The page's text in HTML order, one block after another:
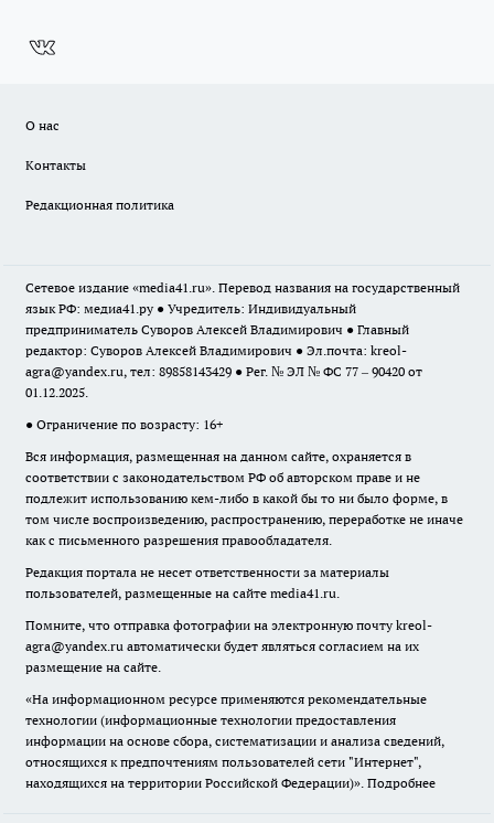
О нас
Контакты
Редакционная политика
Сетевое издание «media41.ru». Перевод названия на государственный
язык РФ: медиа41.ру ● Учредитель: Индивидуальный
предприниматель Суворов Алексей Владимирович ● Главный
редактор: Суворов Алексей Владимирович ● Эл.почта: kreol-
agra@yandex.ru, тел: 89858143429 ● Рег. № ЭЛ № ФС 77 – 90420 от
01.12.2025.
● Ограничение по возрасту: 16+
Вся информация, размещенная на данном сайте, охраняется в
соответствии с законодательством РФ об авторском праве и не
подлежит использованию кем-либо в какой бы то ни было форме, в
том числе воспроизведению, распространению, переработке не иначе
как с письменного разрешения правообладателя.
Редакция портала не несет ответственности за материалы
пользователей, размещенные на сайте media41.ru.
Помните, что отправка фотографии на электронную почту kreol-
agra@yandex.ru автоматически будет являться согласием на их
размещение на сайте.
«На информационном ресурсе применяются рекомендательные
технологии (информационные технологии предоставления
информации на основе сбора, систематизации и анализа сведений,
относящихся к предпочтениям пользователей сети "Интернет",
находящихся на территории Российской Федерации)». Подробнее